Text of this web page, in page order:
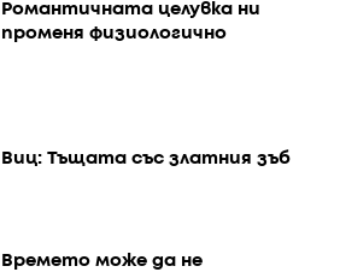
Романтичната целувка ни
променя физиологично
Виц: Тъщата със златния зъб
Времето може да не